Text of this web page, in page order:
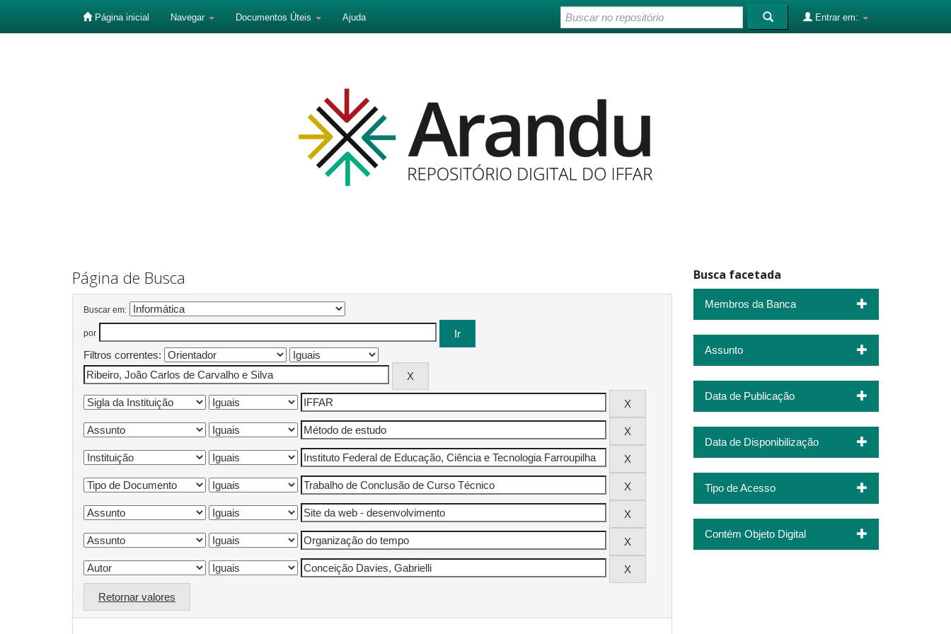
Página inicial Navegar Documentos Úteis Ajuda Entrar em:
Página de Busca
Buscar em:
por
Filtros correntes:
Retornar valores
Busca facetada
Membros da Banca
Assunto
Data de Publicação
Data de Disponibilização
Tipo de Acesso
Contém Objeto Digital